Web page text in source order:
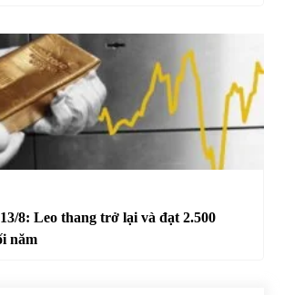
8: Leo thang trở lại và đạt 2.500
năm